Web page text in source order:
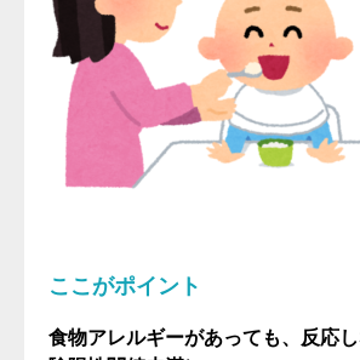
ここがポイント
食物アレルギーがあっても、反応